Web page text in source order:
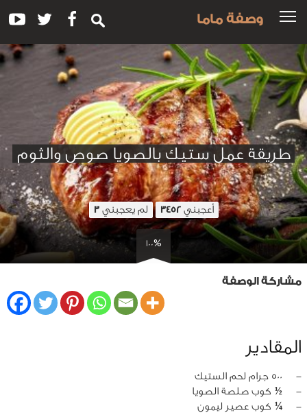
وصفة ماما
طريقة عمل ستيك بالصويا صوص والثوم
أعجبني3452 لم يعجبني3
100%
مشاركة الوصفة
المقادير
‏-
500 جرام لحم الستيك
‏-
½ كوب صلصة الصويا
‏-
¼ كوب عصير ليمون